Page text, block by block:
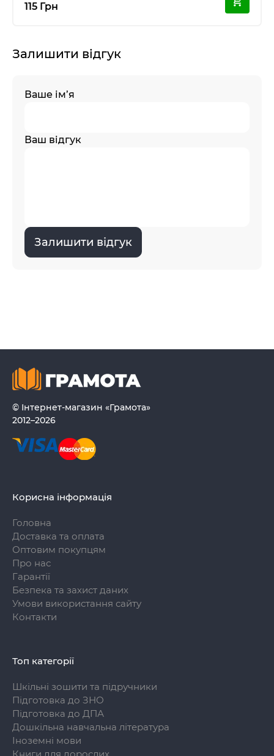
115 Грн
Залишити відгук
Ваше ім’я
Ваш відгук
Залишити відгук
© Інтернет-магазин «Грамота»
2012–2026
Корисна інформація
Головна
Доставка та оплата
Оптовим покупцям
Про нас
Гарантії
Безпека та захист даних
Умови використання сайту
Контакти
Топ категорії
Шкільні зошити та підручники
Підготовка до ЗНО
Підготовка до ДПА
Дошкільна навчальна література
Іноземні мови